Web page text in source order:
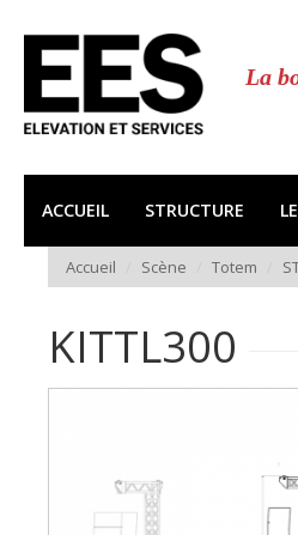
contenu
principal
La
ACCUEIL STRUCTURE
Accueil Scène Totem
KITTL300